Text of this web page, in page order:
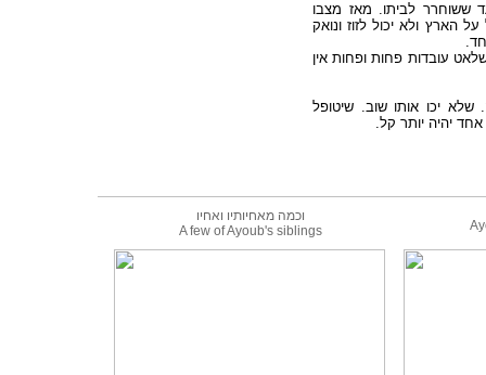
ששוחרר לביתו. מאז מצבו
הארץ ולא יכול לזוז ונואק
עובדות פחות ופחות אין
שלא יכו אותו שוב. שיטופל
יהיה יותר קל.
וכמה מאחיותיו ואחיו
A few of Ayoub's siblings